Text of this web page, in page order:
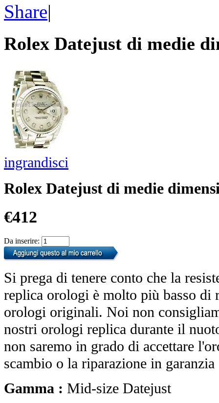
Share|
Rolex Datejust di medie
ingrandisci
Rolex Datejust di medie
€412
Da inserire:
Si prega di tenere conto che la
replica orologi è molto più basso di
orologi originali. Noi non
nostri orologi replica durante il
non saremo in grado di accettare
scambio o la riparazione in
Gamma : Mid-size Datejust